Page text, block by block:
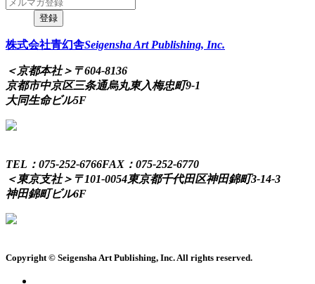
株式会社青幻舎Seigensha Art Publishing, Inc.
＜京都本社＞ 〒604-8136
京都市中京区三条通烏丸東入梅忠町9-1
大同生命ビル5F
TEL：075-252-6766FAX：075-252-6770
＜東京支社＞ 〒101-0054東京都千代田区神田錦町3-14-3
神田錦町ビル6F
Copyright © Seigensha Art Publishing, Inc. All rights reserved.